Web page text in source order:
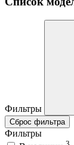
Фильтры
Сброс фильтра
Фильтры